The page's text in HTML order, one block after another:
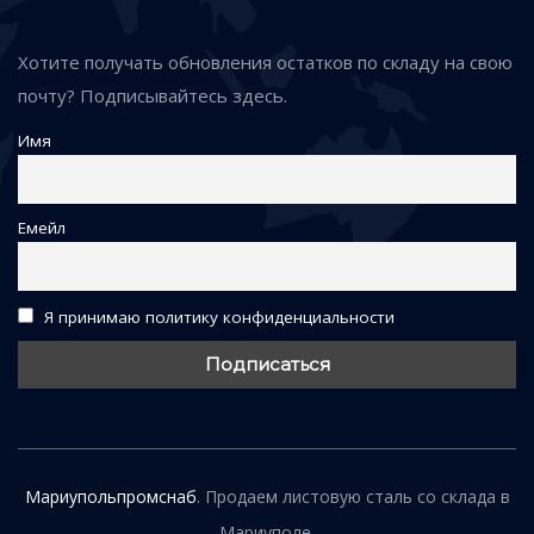
Хотите получать обновления остатков по складу на свою
почту? Подписывайтесь здесь.
Имя
Емейл
Я принимаю политику конфиденциальности
Мариупольпромснаб. Продаем листовую сталь со склада в